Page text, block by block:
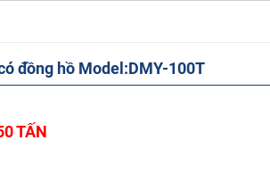
đồng hồ Model:DMY-100T
TẤN